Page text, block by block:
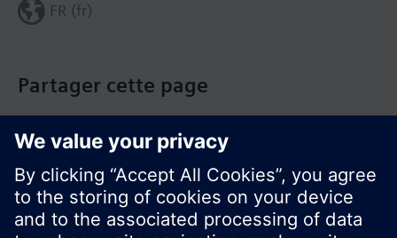
Partager cette page
FR (fr)